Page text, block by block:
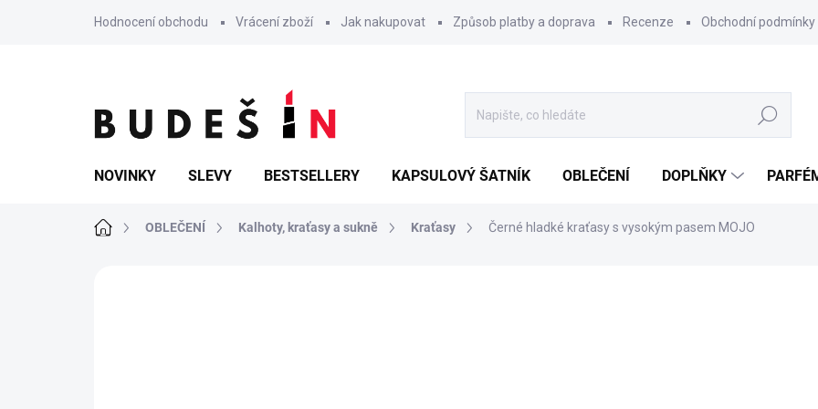
Hodnocení obchodu Vrácení zboží Jak nakupovat Způsob platby a doprava Recenze Obchodní podmínky
Hledat
NOVINKY SLEVY BESTSELLERY KAPSULOVÝ ŠATNÍK OBLEČENÍ DOPLŇKY
Domů OBLEČENÍ Kalhoty, kraťasy a sukně Kraťasy Černé hladké kraťasy s vysokým pasem MOJO